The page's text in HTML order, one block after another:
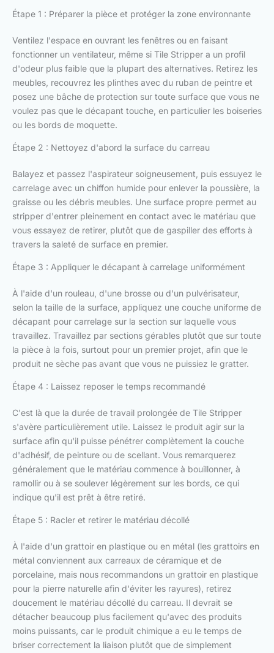
Étape 1 : Préparer la pièce et protéger la zone environnante
Ventilez l'espace en ouvrant les fenêtres ou en faisant
fonctionner un ventilateur, même si Tile Stripper a un profil
d'odeur plus faible que la plupart des alternatives. Retirez les
meubles, recouvrez les plinthes avec du ruban de peintre et
posez une bâche de protection sur toute surface que vous ne
voulez pas que le décapant touche, en particulier les boiseries
ou les bords de moquette.
Étape 2 : Nettoyez d'abord la surface du carreau
Balayez et passez l'aspirateur soigneusement, puis essuyez le
carrelage avec un chiffon humide pour enlever la poussière, la
graisse ou les débris meubles. Une surface propre permet au
stripper d'entrer pleinement en contact avec le matériau que
vous essayez de retirer, plutôt que de gaspiller des efforts à
travers la saleté de surface en premier.
Étape 3 : Appliquer le décapant à carrelage uniformément
À l'aide d'un rouleau, d'une brosse ou d'un pulvérisateur,
selon la taille de la surface, appliquez une couche uniforme de
décapant pour carrelage sur la section sur laquelle vous
travaillez. Travaillez par sections gérables plutôt que sur toute
la pièce à la fois, surtout pour un premier projet, afin que le
produit ne sèche pas avant que vous ne puissiez le gratter.
Étape 4 : Laissez reposer le temps recommandé
C'est là que la durée de travail prolongée de Tile Stripper
s'avère particulièrement utile. Laissez le produit agir sur la
surface afin qu'il puisse pénétrer complètement la couche
d'adhésif, de peinture ou de scellant. Vous remarquerez
généralement que le matériau commence à bouillonner, à
ramollir ou à se soulever légèrement sur les bords, ce qui
indique qu'il est prêt à être retiré.
Étape 5 : Racler et retirer le matériau décollé
À l'aide d'un grattoir en plastique ou en métal (les grattoirs en
métal conviennent aux carreaux de céramique et de
porcelaine, mais nous recommandons un grattoir en plastique
pour la pierre naturelle afin d'éviter les rayures), retirez
doucement le matériau décollé du carreau. Il devrait se
détacher beaucoup plus facilement qu'avec des produits
moins puissants, car le produit chimique a eu le temps de
briser correctement la liaison plutôt que de simplement